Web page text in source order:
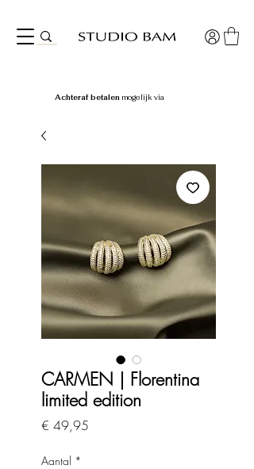
Achteraf betalen mogelijk via
CARMEN | Florentina
limited edition
€ 49,95
Aantal *